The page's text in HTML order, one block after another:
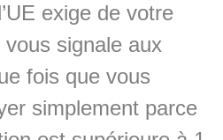
exige de votre
vous signale aux
fois que vous
simplement parce